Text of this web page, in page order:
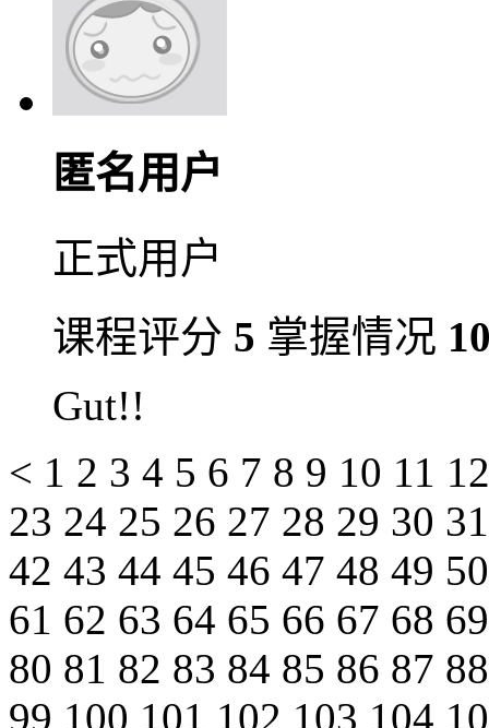
匿名用户
正式用户
课程评分 5 掌握情况
Gut!!
< 1 2 3 4 5 6 7 8 9 10 11
23 24 25 26 27 28 29 30
42 43 44 45 46 47 48 49
61 62 63 64 65 66 67 68
80 81 82 83 84 85 86 87
99 100 101 102 103 104